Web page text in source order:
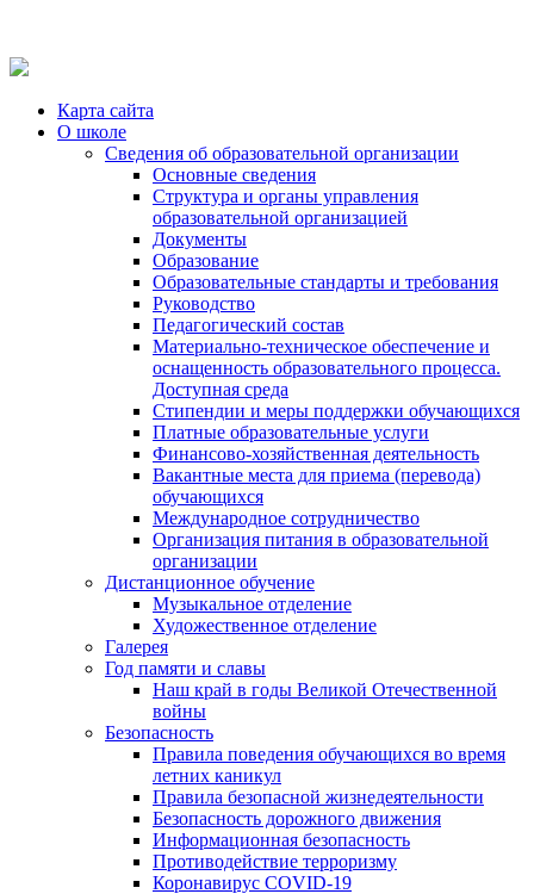
Карта сайта
О школе
Сведения об образовательной организации
Основные сведения
Структура и органы управления
образовательной организацией
Документы
Образование
Образовательные стандарты и требования
Руководство
Педагогический состав
Материально-техническое обеспечение и
оснащенность образовательного процесса.
Доступная среда
Стипендии и меры поддержки обучающихся
Платные образовательные услуги
Финансово-хозяйственная деятельность
Вакантные места для приема (перевода)
обучающихся
Международное сотрудничество
Организация питания в образовательной
организации
Дистанционное обучение
Музыкальное отделение
Художественное отделение
Галерея
Год памяти и славы
Наш край в годы Великой Отечественной
войны
Безопасность
Правила поведения обучающихся во время
летних каникул
Правила безопасной жизнедеятельности
Безопасность дорожного движения
Информационная безопасность
Противодействие терроризму
Коронавирус COVID-19